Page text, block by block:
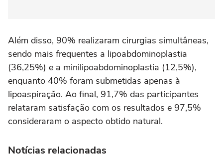
Além disso, 90% realizaram cirurgias simultâneas,
sendo mais frequentes a lipoabdominoplastia
(36,25%) e a minilipoabdominoplastia (12,5%),
enquanto 40% foram submetidas apenas à
lipoaspiração. Ao final, 91,7% das participantes
relataram satisfação com os resultados e 97,5%
consideraram o aspecto obtido natural.
Notícias relacionadas